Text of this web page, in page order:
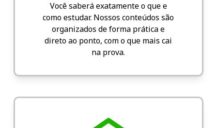
Você saberá exatamente o que e
como estudar. Nossos conteúdos são
organizados de forma prática e
direto ao ponto, com o que mais cai
na prova.